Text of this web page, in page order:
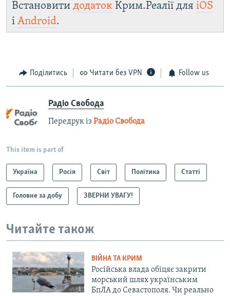
Встановити додаток Крим.Реалії для iOS
і Android.
Поділитись Читати без VPN Follow us
Радіо Свобода
Передрук із Радіо Свобода
This item is part of
Україна Росія Світ Політика Статті
Головне за добу ЗВЕРНИ УВАГУ!
Читайте також
ВІЙНА ТА КРИМ
Російська влада обіцяє закрити
морський шлях українським
БпЛА до Севастополя. Чи реально